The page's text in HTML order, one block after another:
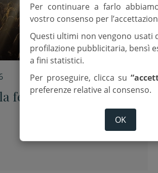
festa di San Lorenzo
Per continuare a farlo
vostro consenso per
Questi ultimi non vengono usati
profilazione pubblicitaria, bensì
a fini statistici.
Per proseguire, clicca su
preferenze relative al consenso.
OK